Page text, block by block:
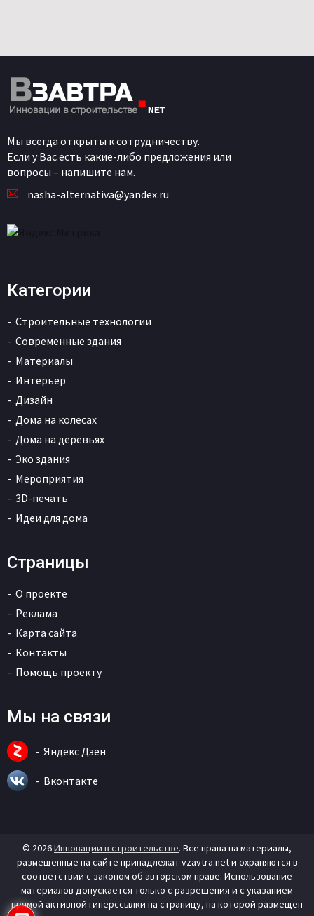
Мы всегда открыты к сотрудничеству.
Если у Вас есть какие-либо предложения или
вопросы – напишите нам.
nasha-alternativa@yandex.ru
Категории
Строительные технологии
Современные здания
Материалы
Интерьер
Дизайн
Дома на колесах
Дома на деревьях
Эко здания
Мероприятия
3D-печать
Идеи для дома
Страницы
О проекте
Реклама
Карта сайта
Контакты
Помощь проекту
Мы на связи
Яндекс Дзен
Вконтакте
© 2026Инновации в строительстве. Все права на материалы,
размещенные на сайте принадлежат vzavtra.net и охраняются в
соответствии с законом об авторском праве. Использование
материалов допускается только с разрешения и с указанием
прямой активной гиперссылки на страницу, на которой размещен